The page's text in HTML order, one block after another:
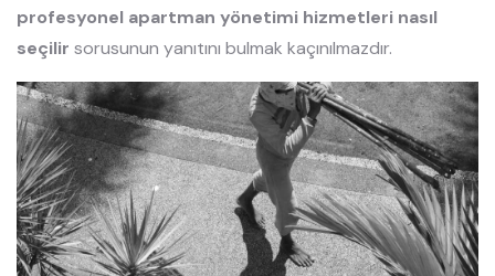
profesyonel apartman yönetimi hizmetleri nasıl
seçilir sorusunun yanıtını bulmak kaçınılmazdır.